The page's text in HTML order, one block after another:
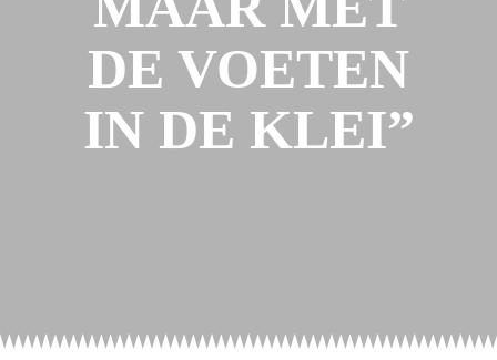
DE VOETEN
IN DE KLEI”